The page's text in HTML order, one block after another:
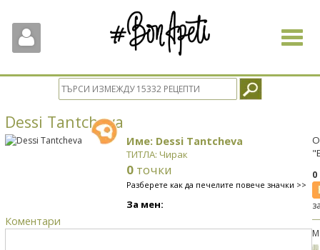
Toggle
Dessi Tantcheva
Име: Dessi Tantcheva
ТИТЛА: Чирак
0 точки
Разберете как да печелите повече значки >>
За мен:
Коментари